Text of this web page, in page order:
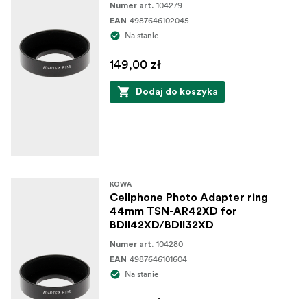
Numer art. 104279
EAN 4987646102045
Na stanie
149,00 zł
Dodaj do koszyka
KOWA
Cellphone Photo Adapter ring
44mm TSN-AR42XD for
BDII42XD/BDII32XD
Numer art. 104280
EAN 4987646101604
Na stanie